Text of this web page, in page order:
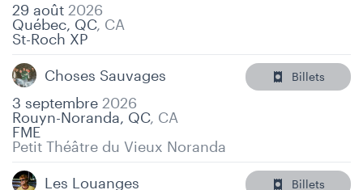
29 août 2026
Québec, QC, CA
St-Roch XP
Choses Sauvages
3 septembre 2026
Rouyn-Noranda, QC, CA
FME
Petit Théâtre du Vieux Noranda
Billets
Les Louanges
Billets